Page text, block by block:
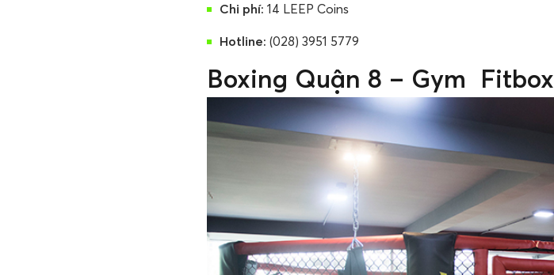
Chi phí:14 LEEP Coins
Hotline: (028) 3951 5779
Boxing Quận 8 – Gym Fitbox